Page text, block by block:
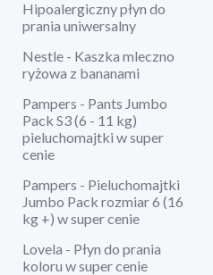
Hipoalergiczny płyn do
prania uniwersalny
Nestle - Kaszka mleczno
ryżowa z bananami
Pampers - Pants Jumbo
Pack S3 (6 - 11 kg)
pieluchomajtki w super
cenie
Pampers - Pieluchomajtki
Jumbo Pack rozmiar 6 (16
kg +) w super cenie
Lovela - Płyn do prania
koloru w super cenie